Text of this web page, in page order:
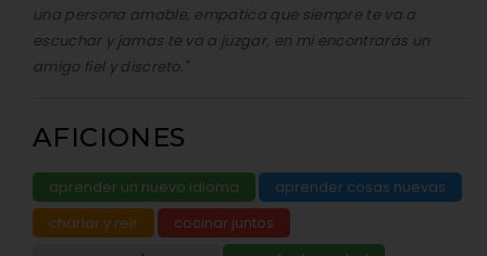
una persona amable, empatica que siempre te va a
escuchar y jamas te va a juzgar, en mi encontrarás un
amigo fiel y discreto."
AFICIONES
aprender un nuevo idioma
aprender cosas nuevas
charlar y reir
cocinar juntos